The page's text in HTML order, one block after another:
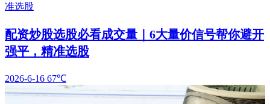
配资炒股选股必看成交量｜6大量价信号帮你避开
强平，精准选股
2026-6-16 67℃